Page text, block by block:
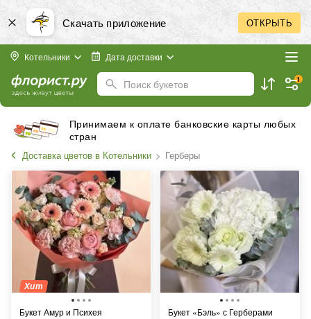
Скачать приложение ОТКРЫТЬ
Котельники Дата доставки
Поиск букетов 1
Принимаем к оплате банковские карты любых
стран
Доставка цветов в Котельники Герберы
Хит
Букет Амур и Психея Букет «Бэль» с Герберами